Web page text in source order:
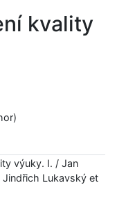
kvality
výuky. I. / Jan
Jindřich Lukavský et